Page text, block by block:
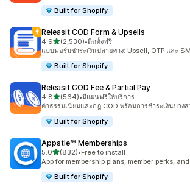
Built for Shopify
Releasit COD Form & Upsells
4.9เต็ม 5 ดาว
(2,530)
ทั้งหมด 2530 รีวิว
•ติดตั้งฟรี
แบบฟอร์มชำระเงินปลายทาง: Upsell, OTP และ
Built for Shopify
Releasit COD Fee & Partial Pay
4.8เต็ม 5 ดาว
(564)
ทั้งหมด 564 รีวิว
•มีแผนฟรีให้บริการ
ค่าธรรมเนียมและกฎ COD พร้อมการชำระเงินบาง
Built for Shopify
Appstle℠ Memberships
5.0เต็ม 5 ดาว
(832)
ทั้งหมด 832 รีวิว
•Free to install
App for membership plans, member perks,
Built for Shopify